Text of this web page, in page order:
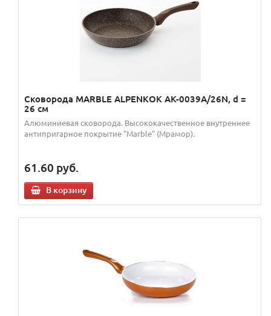
Сковорода MARBLE ALPENKOK AK-0039A/26N, d =
26 см
Алюминиевая сковорода. Высококачественное внутреннее
антипригарное покрытие "Marble" (Мрамор).
61.60 руб.
В корзину